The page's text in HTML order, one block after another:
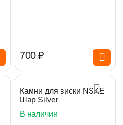
‍700‍ ₽
Камни для виски NSKE
Шар Silver
В наличии